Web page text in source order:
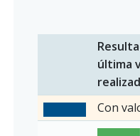
última
Con